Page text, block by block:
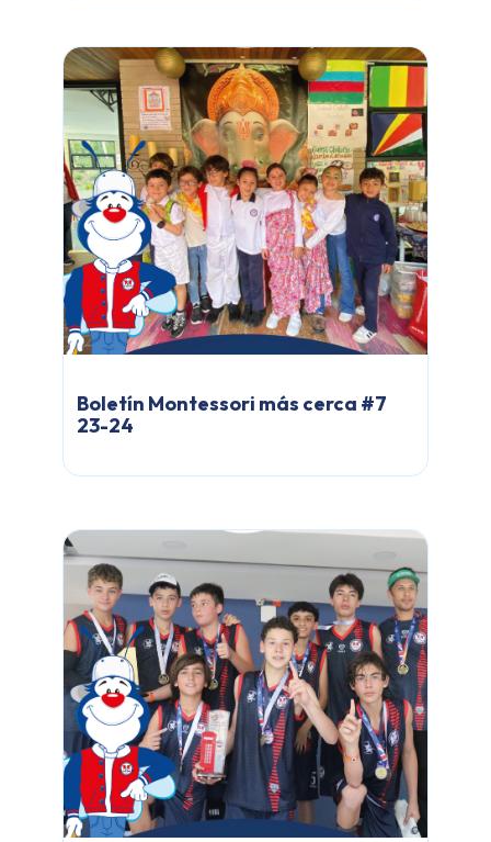
Boletín Montessori más cerca #7
23-24